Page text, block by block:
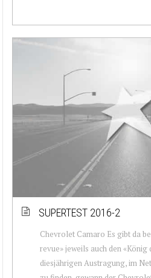
SUPERTEST 2016-2
Chevrolet Camaro Es gibt da
revue» jeweils auch den «König
diesjährigen Austragung, im